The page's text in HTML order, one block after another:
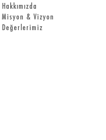
Hakkımızda
Misyon & Vizyon
Değerlerimiz